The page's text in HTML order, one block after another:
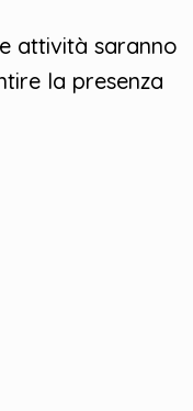
attività saranno
la presenza